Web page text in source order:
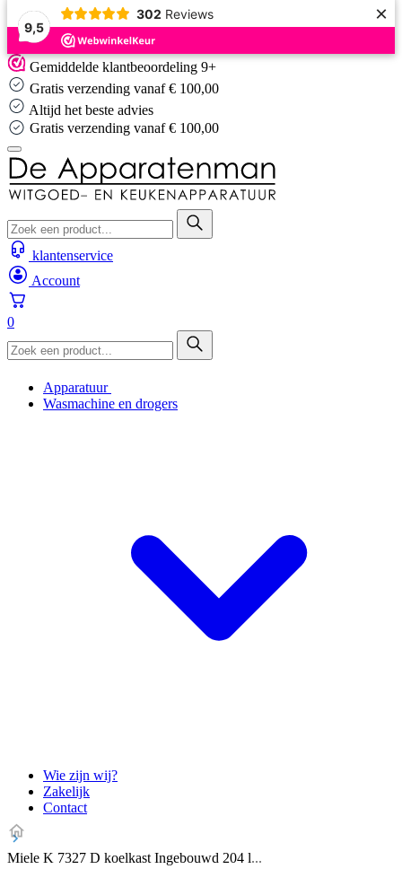
9,5
302 Reviews ×
Skip
to
content
Gemiddelde klantbeoordeling 9+
Gratis verzending vanaf € 100,00
Altijd het beste advies
Gratis verzending vanaf € 100,00
klantenservice
Account
0
Apparatuur
Wasmachine en drogers
Wie zijn wij?
Zakelijk
Contact
Miele K 7327 D koelkast Ingebouwd 204 l